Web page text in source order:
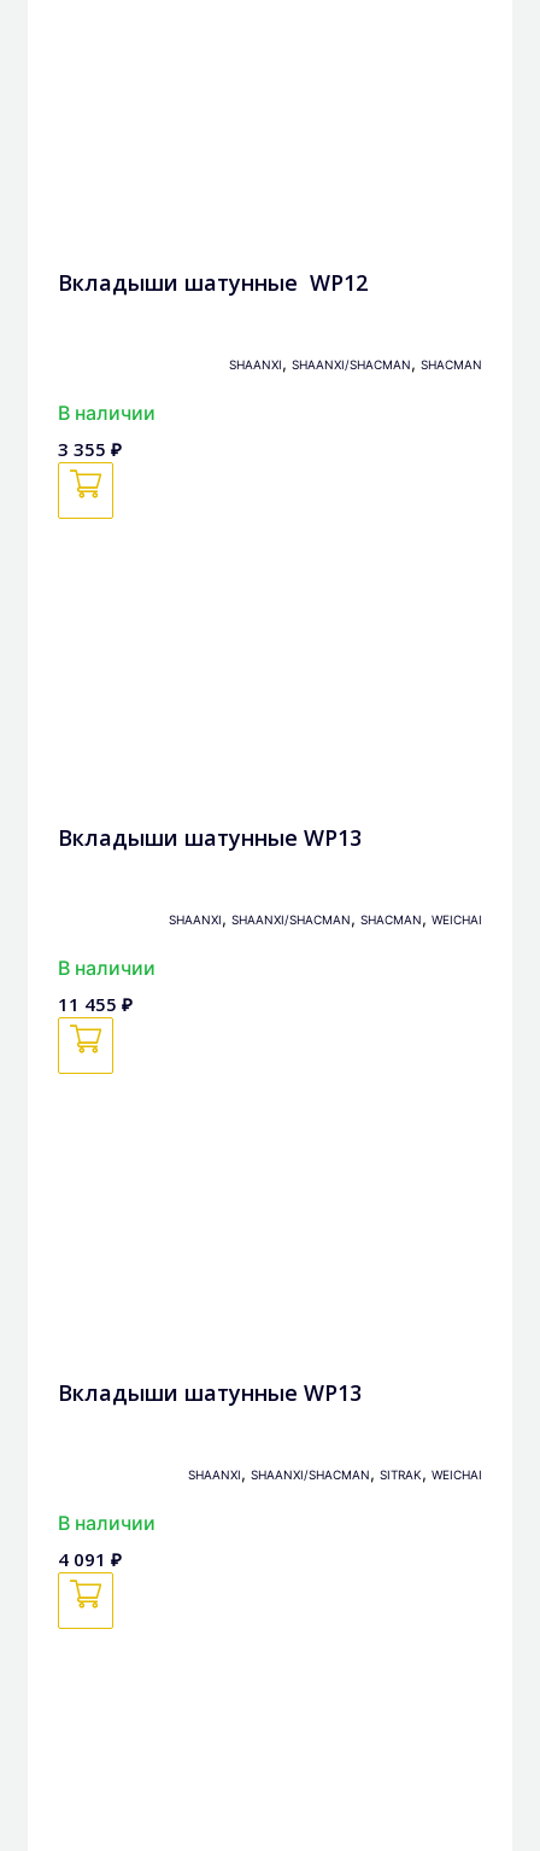
Вкладыши шатунные WP12
SHAANXI, SHAANXI/SHACMAN, SHACMAN
В наличии
3 355 ₽
Вкладыши шатунные WP13
SHAANXI, SHAANXI/SHACMAN, SHACMAN, WEICHAI
В наличии
11 455 ₽
Вкладыши шатунные WP13
SHAANXI, SHAANXI/SHACMAN, SITRAK, WEICHAI
В наличии
4 091 ₽